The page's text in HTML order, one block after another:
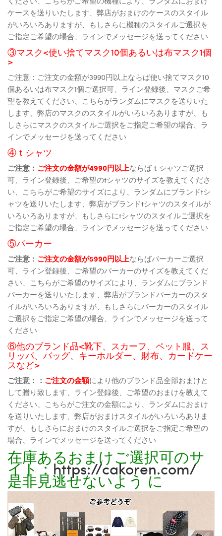
ケースを送りいたします、弊店がおまけのケースのスタイル
がいろいろありますが、もしさらに機種のスタイルご選択を
ご指定ご希望の場合、ラインでメッセージを送ってください
③マスク<使い捨てマスク10個あるいは布マスク1個
>
ご注意：ご注文の金額が3990円以上ならば使い捨てマスク10
個あるいは布マスク1個ご選択可、ライン登録後、マスクご希
望を教えてください、こちらがランダムにマスクを送りいた
します、弊店のマスクのスタイルがいろいろありますが、も
しさらにマスクのスタイルご選択をご指定ご希望の場合、ラ
インでメッセージを送ってください
④ｔシャツ
ご注意： ご注文の金額が4990円以上ならばｔシャツご選択
可、ライン登録後、ご希望のtシャツのサイズを教えてくださ
い、こちらがご希望のサイズにより、ランダムにブランドtシ
ャツを送りいたします、弊店がブランドtシャツのスタイルが
いろいろありますが、もしさらにtシャツのスタイルご選択を
ご指定ご希望の場合、ラインでメッセージを送ってください
⑤パーカー
ご注意： ご注文の金額が5990円以上ならばパーカーご選択
可、ライン登録後、ご希望のパーカーのサイズを教えてくだ
さい、こちらがご希望のサイズにより、ランダムにブランド
パーカーを送りいたします、弊店がブランドパーカーのスタ
イルがいろいろありますが、もしさらにパーカーのスタイル
ご選択をご指定ご希望の場合、ラインでメッセージを送って
ください
⑥他のブランド品<靴下、スカーフ、ペット服、ス
リッパ、バッグ、キーホルダー、財布、カードケー
スなど>
ご注意：： ご注文の金額により他のブランド品全部おまけと
して贈り致します、ライン登録後、ご希望のおまけを教えて
ください、こちらがご注文の金額により、ランダムにおまけ
を送りいたします、弊店がおまけスタイルがいろいろありま
すが、もしさらにおまけのスタイルご選択をご指定ご希望の
場合、ラインでメッセージを送ってください
在庫あるおまけご選択可のサ
イト：https://cakoren.com/
是非見逃せないよう に